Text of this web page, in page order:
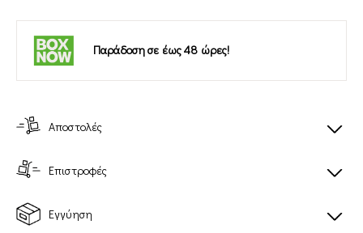
Παράδοση σε έως 48 ώρες!
Αποστολές
Επιστροφές
Εγγύηση